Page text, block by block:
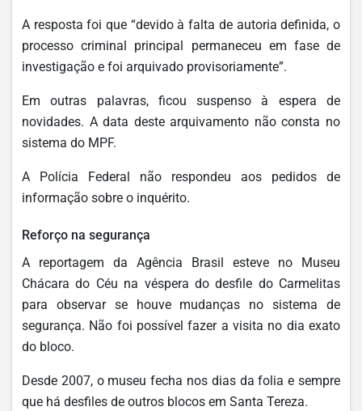
A resposta foi que “devido à falta de autoria definida, o
processo criminal principal permaneceu em fase de
investigação e foi arquivado provisoriamente”.
Em outras palavras, ficou suspenso à espera de
novidades. A data deste arquivamento não consta no
sistema do MPF.
A Polícia Federal não respondeu aos pedidos de
informação sobre o inquérito.
Reforço na segurança
A reportagem da Agência Brasil esteve no Museu
Chácara do Céu na véspera do desfile do Carmelitas
para observar se houve mudanças no sistema de
segurança. Não foi possível fazer a visita no dia exato
do bloco.
Desde 2007, o museu fecha nos dias da folia e sempre
que há desfiles de outros blocos em Santa Tereza.